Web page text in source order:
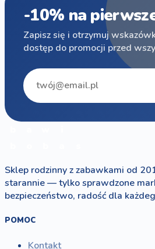
-10% na
Zapisz się i otrzymuj
dostęp do promocji przed
Sklep rodzinny z zabawkami od
starannie — tylko sprawdzone
bezpieczeństwo, radość dla
POMOC
Kontakt